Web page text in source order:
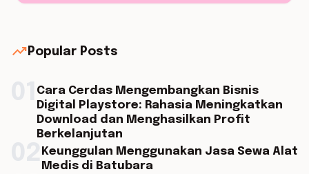
trending_up Popular Posts
Cara Cerdas Mengembangkan Bisnis
Digital Playstore: Rahasia Meningkatkan
Download dan Menghasilkan Profit
Berkelanjutan
Keunggulan Menggunakan Jasa Sewa Alat
Medis di Batubara